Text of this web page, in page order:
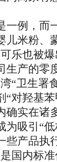
例，而一
儿米粉、
乐也被
生产的零
“卫生署
对羟基苯
实在诸多
为吸引“
些产品执
国内标